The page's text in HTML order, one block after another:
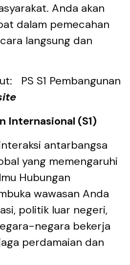
Anda akan
dalam pemecahan
langsung dan
PS S1 Pembangunan
Internasional (S1)
antarbangsa
yang memengaruhi
Hubungan
wawasan Anda
politik luar negeri,
negara bekerja
perdamaian dan